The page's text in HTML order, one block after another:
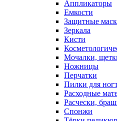
Аппликаторы
Емкости
Защитные
Зеркала
Кисти
Мочалки,
Ножницы
Перчатки
Пилки для
Расходные
Расчески,
Спонжи